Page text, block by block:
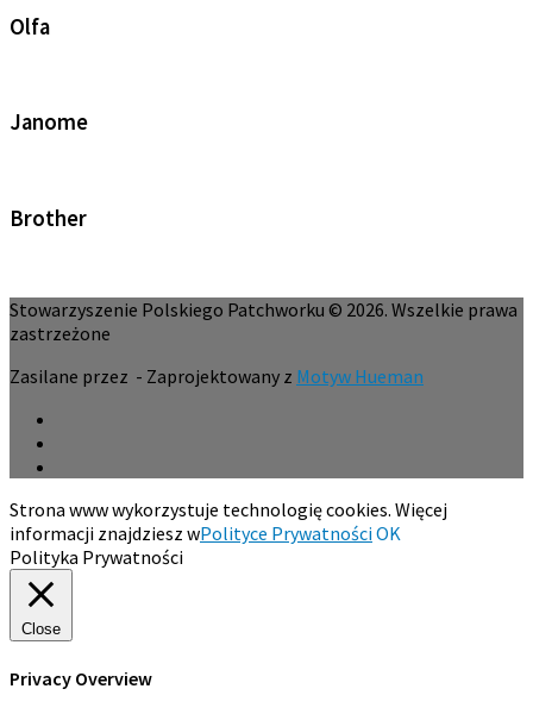
Olfa
Janome
Brother
Stowarzyszenie Polskiego Patchworku © 2026. Wszelkie prawa
zastrzeżone
Zasilane przez - Zaprojektowany z Motyw Hueman
Strona www wykorzystuje technologię cookies. Więcej
informacji znajdziesz wPolityce PrywatnościOK
Polityka Prywatności
Close
Privacy Overview